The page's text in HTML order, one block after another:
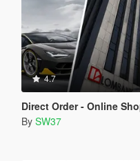
4.7
Direct Order - Online
By SW37